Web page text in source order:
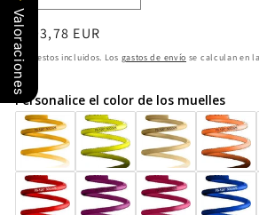
cantidad
para
Coilover
X
13225028
MERCEDES-
BENZ
Clase
C
W204
cantidad
Coilover
13225028
MERCEDES-
BENZ
Clase
C
W204
Precio
habitual
€893,78 EUR
Impuestos incluidos. Los gastos de envío se calculan en
Personalice el color de los muelles
Valoraciones